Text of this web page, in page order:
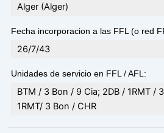
Alger (Alger)
Fecha incorporacion a las FFL (o red
26/7/43
Unidades de servicio en FFL / AFL:
BTM / 3 Bon / 9 Cia; 2DB / 1RMT /
1RMT/ 3 Bon / CHR